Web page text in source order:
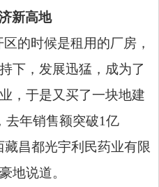
新高地
的时候是租用的厂房，
下，发展迅猛，成为了
，于是又买了一块地建
去年销售额突破1亿
昌都光宇利民药业有限
地说道。